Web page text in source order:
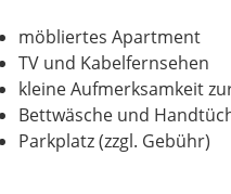
möbliertes Apartment
TV und Kabelfernsehen
kleine Aufmerksamkeit
Bettwäsche und
Parkplatz (zzgl. Gebühr)